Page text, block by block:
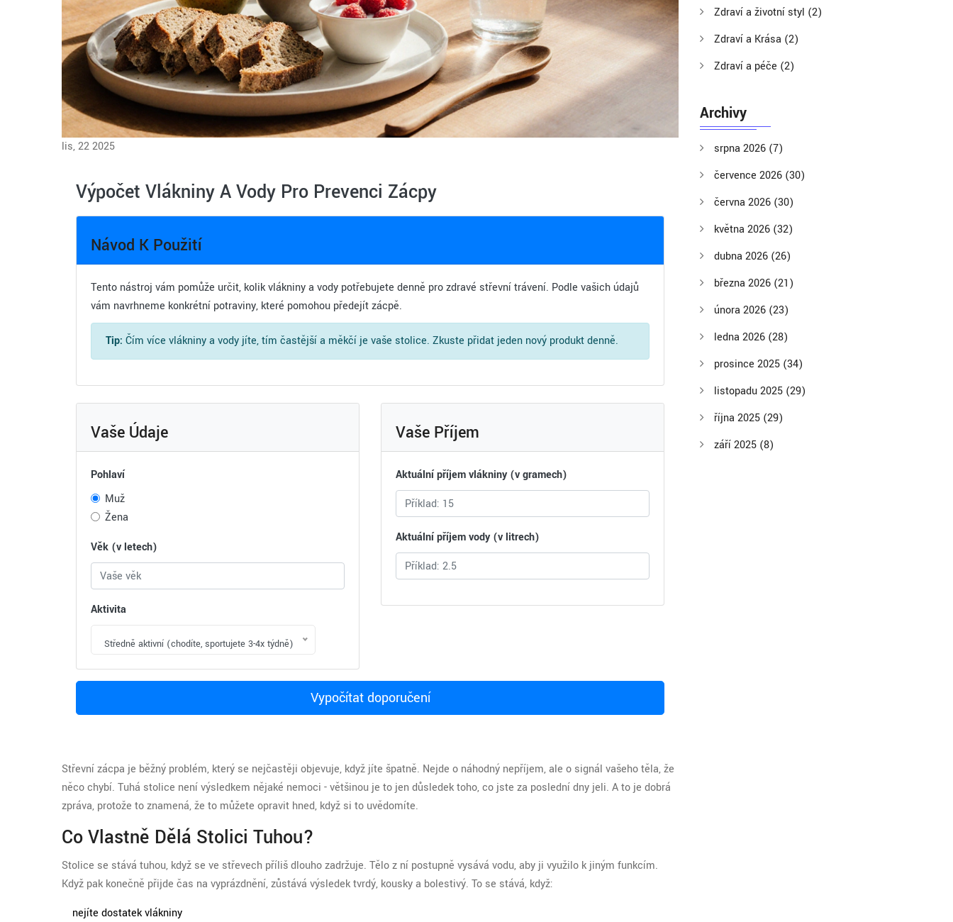
lis, 22 2025
Výpočet Vlákniny A Vody Pro Prevenci Zácpy
Návod K Použití
Tento nástroj vám pomůže určit, kolik vlákniny a vody potřebujete denně pro zdravé střevní trávení. Podle vašich údajů
vám navrhneme konkrétní potraviny, které pomohou předejít zácpě.
Tip: Čím více vlákniny a vody jíte, tím častější a měkčí je vaše stolice. Zkuste přidat jeden nový produkt denně.
Vaše Údaje
Pohlaví
Muž
Žena
Věk (v letech)
Aktivita
Středně aktivní (chodíte, sportujete 3-4x týdně)
Vaše Příjem
Aktuální příjem vlákniny (v gramech)
Aktuální příjem vody (v litrech)
Vypočítat doporučení
Střevní zácpa je běžný problém, který se nejčastěji objevuje, když jíte špatně. Nejde o náhodný nepříjem, ale o signál vašeho těla, že
něco chybí. Tuhá stolice není výsledkem nějaké nemoci - většinou je to jen důsledek toho, co jste za poslední dny jeli. A to je dobrá
zpráva, protože to znamená, že to můžete opravit hned, když si to uvědomíte.
Co Vlastně Dělá Stolici Tuhou?
Stolice se stává tuhou, když se ve střevech příliš dlouho zadržuje. Tělo z ní postupně vysává vodu, aby ji využilo k jiným funkcím.
Když pak konečně přijde čas na vyprázdnění, zůstává výsledek tvrdý, kousky a bolestivý. To se stává, když:
nejíte dostatek vlákniny
Zdraví a životní styl (2)
Zdraví a Krása (2)
Zdraví a péče (2)
Archivy
srpna 2026 (7)
července 2026 (30)
června 2026 (30)
května 2026 (32)
dubna 2026 (26)
března 2026 (21)
února 2026 (23)
ledna 2026 (28)
prosince 2025 (34)
listopadu 2025 (29)
října 2025 (29)
září 2025 (8)